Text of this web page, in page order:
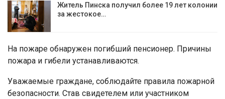
Житель Пинска получил более 19 лет колонии
за жестокое…
На пожаре обнаружен погибший пенсионер. Причины
пожара и гибели устанавливаются.
Уважаемые граждане, соблюдайте правила пожарной
безопасности. Став свидетелем или участником